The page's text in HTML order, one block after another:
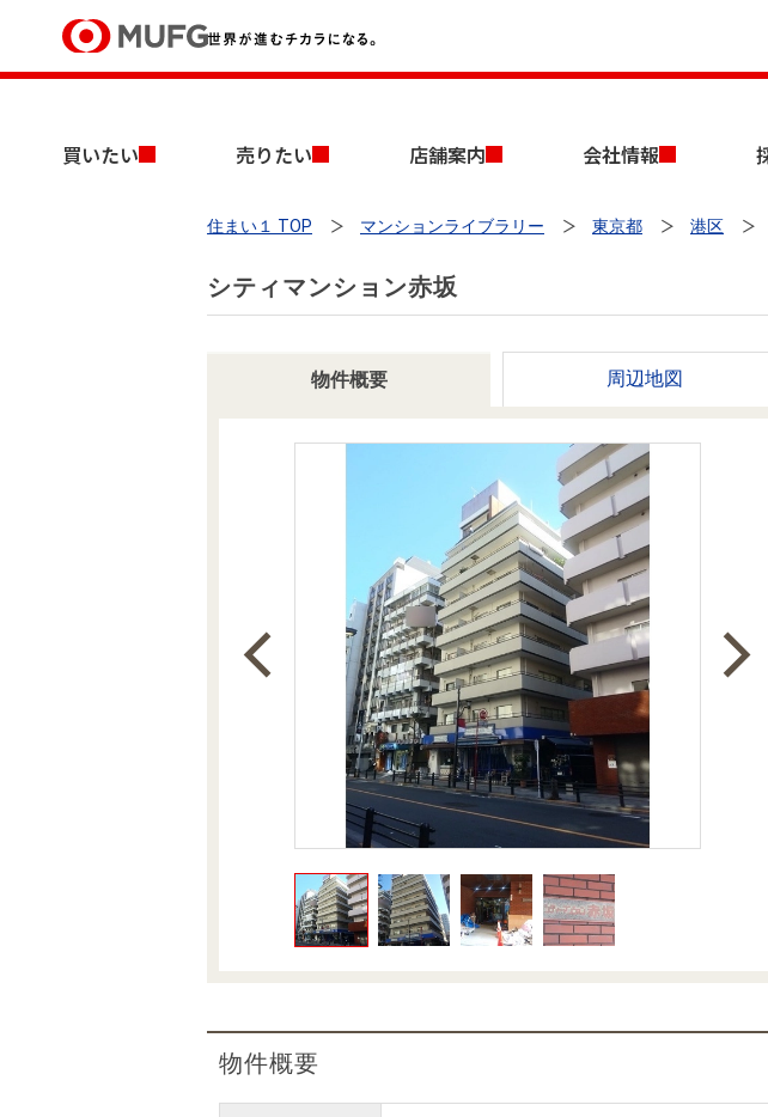
買いたい 売りたい 店舗案内 会社情報
買いたいTOP
新築・中
住宅ローンシミュレ
住まいと暮らしの税金の本（電子ブック） 購入ガイド
売りたいTOP
周辺相場検索
住まいと暮らしの税金の本（電子ブック） 売却ガイド
店舗案内TOP
店舗のご案内（名古
会社情報TOP
会社概要
組織図
本社地図
採用情報TOP
キャリア採用情報
売りたい
住まい１ TOP マンションライブラリー 東京都 港区
シティマンション赤坂
物件概要 周辺地図
物件概要